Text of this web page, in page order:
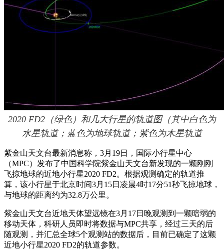
2020 FD2（绿色）和几大行星的轨道图（其中白色为
水星轨道；蓝色为地球轨道；紫色为木星轨道
紫金山天文台最新消息称，3月19日，国际小行星中心
（MPC）发布了中国科学院紫金山天文台新发现的一颗刚刚
飞掠地球的近地小行星2020 FD2。根据观测确定的轨道推
算，该小行星于北京时间3月15日凌晨4时17分51秒飞掠地球，
与地球的距离约为32.8万公里。
紫金山天文台近地天体望远镜在3月17日晚观测到一颗暗弱的
移动天体，科研人员即时将数据与MPC共享，经过三天的后
随观测，并汇总全球5个观测站的数据后，目前已确定了这颗
近地小行星2020 FD2的轨道参数。